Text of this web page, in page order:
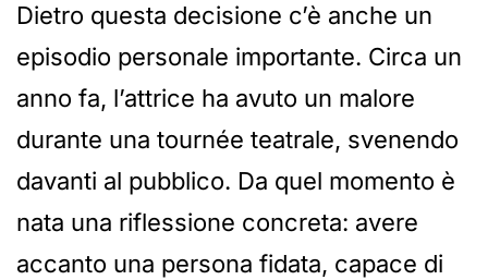
Dietro questa decisione c’è anche un
episodio personale importante. Circa un
anno fa, l’attrice ha avuto un malore
durante una tournée teatrale, svenendo
davanti al pubblico. Da quel momento è
nata una riflessione concreta: avere
accanto una persona fidata, capace di